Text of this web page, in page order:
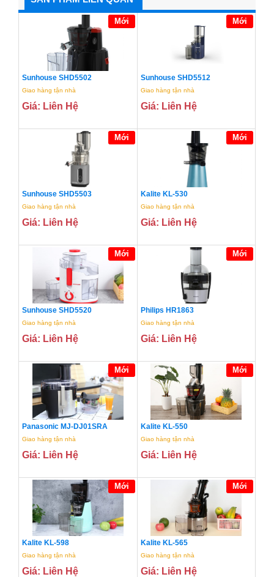
Mới
Sunhouse SHD5502
Giao hàng tận nhà
Giá: Liên Hệ
Mới
Sunhouse SHD5512
Giao hàng tận nhà
Giá: Liên Hệ
Mới
Sunhouse SHD5503
Giao hàng tận nhà
Giá: Liên Hệ
Mới
Kalite KL-530
Giao hàng tận nhà
Giá: Liên Hệ
Mới
Sunhouse SHD5520
Giao hàng tận nhà
Giá: Liên Hệ
Mới
Philips HR1863
Giao hàng tận nhà
Giá: Liên Hệ
Mới
Panasonic MJ-DJ01SRA
Giao hàng tận nhà
Giá: Liên Hệ
Mới
Kalite KL-550
Giao hàng tận nhà
Giá: Liên Hệ
Mới
Kalite KL-598
Giao hàng tận nhà
Giá: Liên Hệ
Mới
Kalite KL-565
Giao hàng tận nhà
Giá: Liên Hệ